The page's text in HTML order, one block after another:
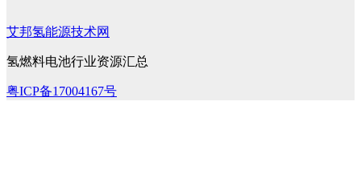
艾邦氢能源技术网
氢燃料电池行业资源汇总
粤ICP备17004167号